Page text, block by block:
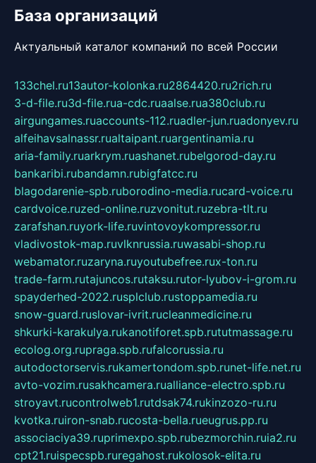
База организаций
Актуальный каталог компаний по всей России
133chel.ru13autor-kolonka.ru2864420.ru2rich.ru
3-d-file.ru3d-file.rua-cdc.ruaalse.rua380club.ru
airgungames.ruaccounts-112.ruadler-jun.ruadonyev.ru
alfeihavsalnassr.rualtaipant.ruargentinamia.ru
aria-family.ruarkrym.ruashanet.rubelgorod-day.ru
bankaribi.rubandamn.rubigfatcc.ru
blagodarenie-spb.ruborodino-media.rucard-voice.ru
cardvoice.ruzed-online.ruzvonitut.ruzebra-tlt.ru
zarafshan.ruyork-life.ruvintovoykompressor.ru
vladivostok-map.ruvlknrussia.ruwasabi-shop.ru
webamator.ruzaryna.ruyoutubefree.rux-ton.ru
trade-farm.rutajuncos.rutaksu.rutor-lyubov-i-grom.ru
spayderhed-2022.rusplclub.rustoppamedia.ru
snow-guard.ruslovar-ivrit.rucleanmedicine.ru
shkurki-karakulya.rukanotiforet.spb.rututmassage.ru
ecolog.org.rupraga.spb.rufalcorussia.ru
autodoctorservis.rukamertondom.spb.runet-life.net.ru
avto-vozim.rusakhcamera.rualliance-electro.spb.ru
stroyavt.rucontrolweb1.rutdsak74.rukinzozo-ru.ru
kvotka.ruiron-snab.rucosta-bella.rueugrus.pp.ru
associaciya39.ruprimexpo.spb.rubezmorchin.ruia2.ru
cpt21.ruispecspb.ruregahost.rukolosok-elita.ru